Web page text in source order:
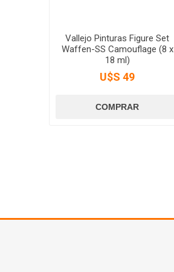
Vallejo Pinturas Figure Set
Waffen-SS Camouflage (8 x
18 ml)
U$S 49